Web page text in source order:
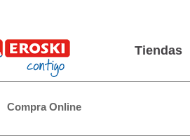
Tiendas
Compra Online